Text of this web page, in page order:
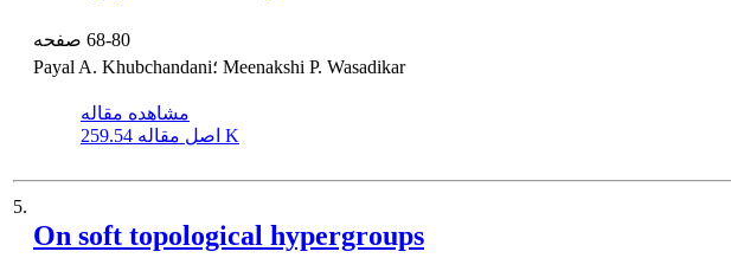
68-80
Payal A. Khubchandani؛ Meenakshi P. Wasadikar
مشاهده مقاله
اصل مقاله 259.54 K
5.
On soft topological hypergroups